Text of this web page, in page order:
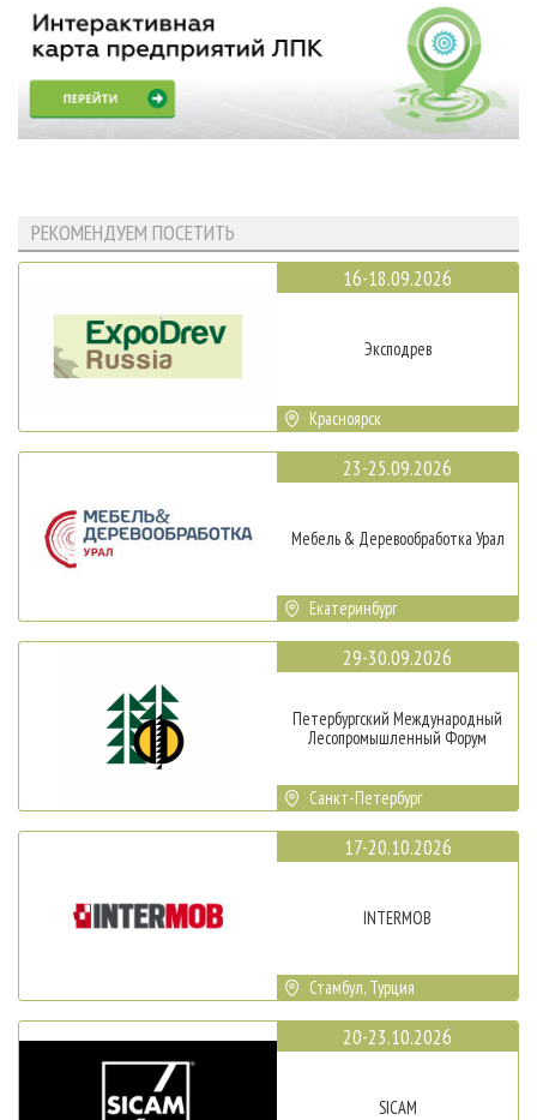
РЕКОМЕНДУЕМ ПОСЕТИТЬ
16-18.09.2026
Эксподрев
Красноярск
23-25.09.2026
Мебель & Деревообработка Урал
Екатеринбург
29-30.09.2026
Петербургский Международный
Лесопромышленный Форум
Санкт-Петербург
17-20.10.2026
INTERMOB
Стамбул, Турция
20-23.10.2026
SICAM